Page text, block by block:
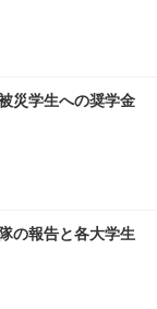
災学生への奨学金
の報告と各大学生